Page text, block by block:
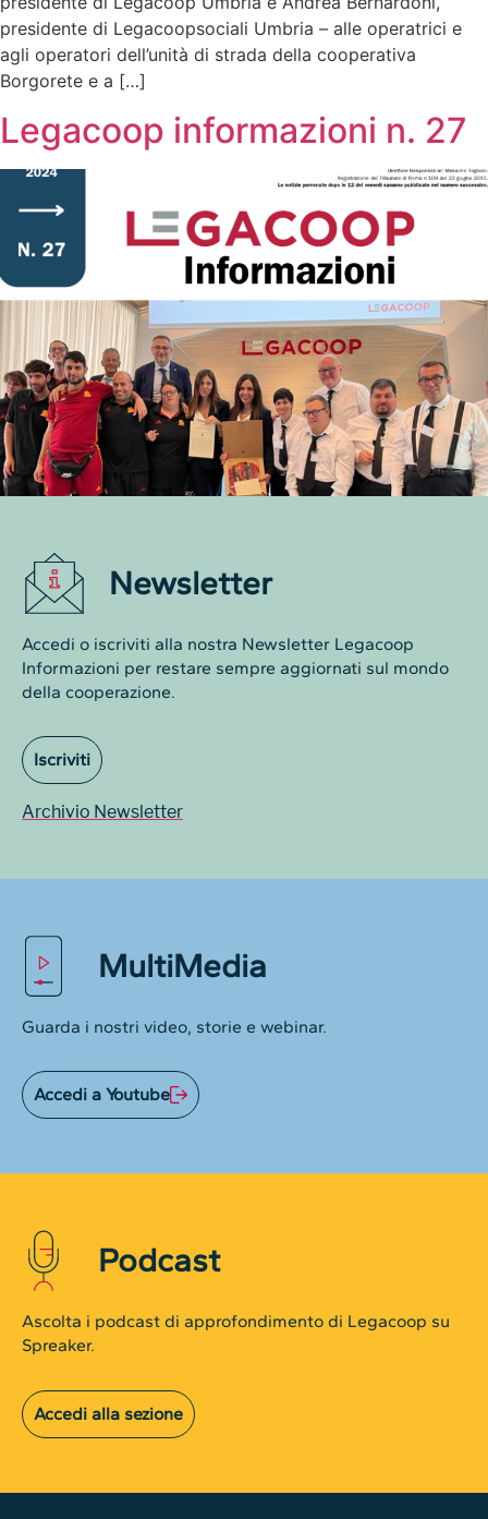
presidente di Legacoopsociali Umbria – alle operatrici e
agli operatori dell’unità di strada della cooperativa
Borgorete e a […]
Legacoop informazioni n. 27
Newsletter
Accedi o iscriviti alla nostra Newsletter Legacoop
Informazioni per restare sempre aggiornati sul mondo
della cooperazione.
Iscriviti
Archivio Newsletter
MultiMedia
Guarda i nostri video, storie e webinar.
Accedi a Youtube
Podcast
Ascolta i podcast di approfondimento di Legacoop su
Spreaker.
Accedi alla sezione